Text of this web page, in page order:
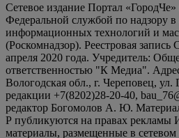
Сетевое издание Портал «ГородЧе»
Федеральной службой по надзору в
информационных технологий и
(Роскомнадзор). Реестровая
апреля 2020 года. Учредитель:
ответственностью "К Медиа".
Вологодская обл., г. Череповец, ул.
редакции +7(8202)28-20-40,
редактор Богомолов А. Ю.
Р публикуются на правах рекламы
материалы, размещенные в